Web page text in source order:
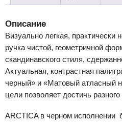
-
атласный
никель)
Описание
Визуально легкая, практически
ручка чистой, геометричной
скандинавского стиля,
Актуальная, контрастная
черный» и «Матовый атласный
цели позволяет достичь
ARCTICA в черном исполнении